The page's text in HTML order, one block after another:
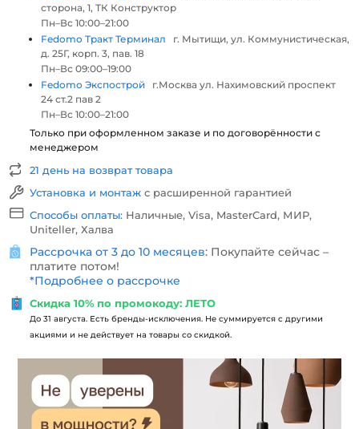
сторона, 1, ТК Конструктор
Пн–Вс 10:00–21:00
Fedomo Тракт Терминал
г. Мытищи, ул. Коммунистическая,
д. 25Г, корп. 3, пав. 18
Пн–Вс 09:00–19:00
Fedomo Экспострой
г.Москва ул. Нахимовский проспект
24 ст.2 пав 2
Пн–Вс 10:00–21:00
Только при оформленном заказе и по договорённости с
менеджером
21 день на возврат товара
Установка и монтаж с расширенной гарантией
Способы оплаты: Наличные, Visa, MasterCard, МИР,
Uniteller, Халва
Рассрочка от 3 до 10 месяцев: Покупайте сейчас –
платите потом!
*Подробнее о рассрочке
Скидка 10% по промокоду: ЛЕТО
До 31 августа. Есть бренды-исключения. Не суммируется с другими
акциями и не действует на товары со скидкой.